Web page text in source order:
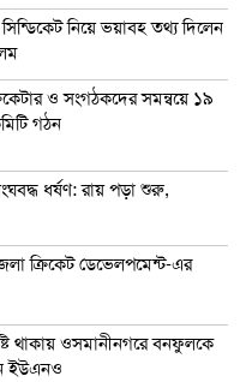
নিয়ে ভয়াবহ তথ্য দিলেন
ও সংগঠকদের সমন্বয়ে ১৯
গঠন
ধর্ষণ: রায় পড়া শুরু,
ক্রিকেট ডেভেলপমেন্ট-এর
থাকায় ওসমানীনগরে বনফুলকে
ইউএনও